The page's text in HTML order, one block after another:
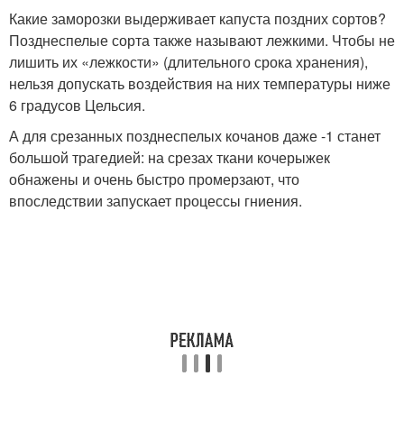
Какие заморозки выдерживает капуста поздних сортов?
Позднеспелые сорта также называют лежкими. Чтобы не
лишить их «лежкости» (длительного срока хранения),
нельзя допускать воздействия на них температуры ниже
6 градусов Цельсия.
А для срезанных позднеспелых кочанов даже -1 станет
большой трагедией: на срезах ткани кочерыжек
обнажены и очень быстро промерзают, что
впоследствии запускает процессы гниения.